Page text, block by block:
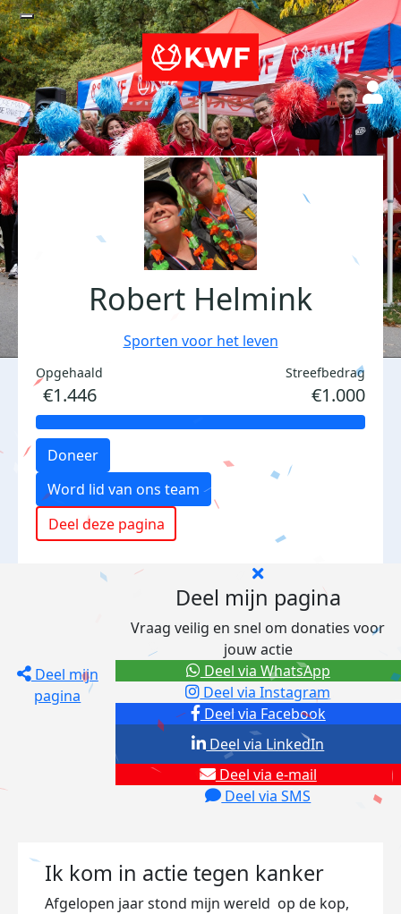
Robert Helmink
Sporten voor het leven
Opgehaald
€1.446
Streefbedrag
€1.000
Doneer
Word lid van ons team
Deel deze pagina
Deel mijn
pagina
Deel mijn pagina
Vraag veilig en snel om donaties voor
jouw actie
Deel via Facebook
Deel via Instagram
Deel via e-mail
Deel via SMS
Deel via LinkedIn
Deel via WhatsApp
Ik kom in actie tegen kanker
Afgelopen jaar stond mijn wereld op de kop,